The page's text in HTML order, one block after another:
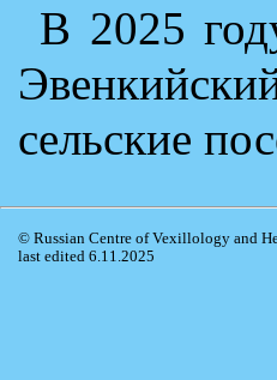
В 2025
сельские
© Russian Centre of Vexillology and
last edited 6.11.2025